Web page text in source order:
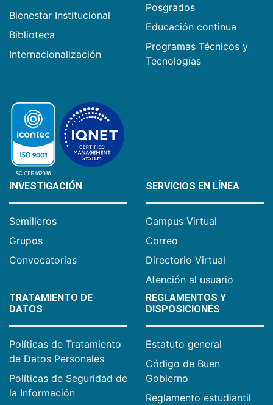
Bienestar Institucional
Biblioteca
Internacionalización
Posgrados
Educación continua
Programas Técnicos y
Tecnologías
INVESTIGACIÓN
Semilleros
Grupos
Convocatorias
SERVICIOS EN LÍNEA
Campus Virtual
Correo
Directorio Virtual
Atención al usuario
TRATAMIENTO DE
DATOS
Políticas de Tratamiento
de Datos Personales
Políticas de Seguridad de
la Información
REGLAMENTOS Y
DISPOSICIONES
Estatuto general
Código de Buen
Gobierno
Reglamento estudiantil